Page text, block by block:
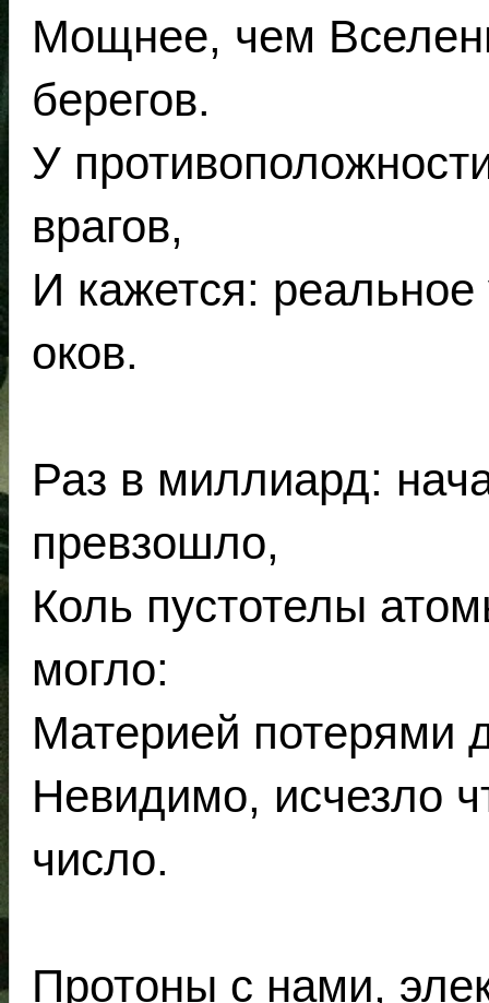
Мощнее, чем
берегов.
У
врагов,
И кажется: реальное
оков.
Раз в миллиард:
превзошло,
Коль пустотелы
могло:
Материей потерями
Невидимо, исчезло
число.
Протоны с нами,